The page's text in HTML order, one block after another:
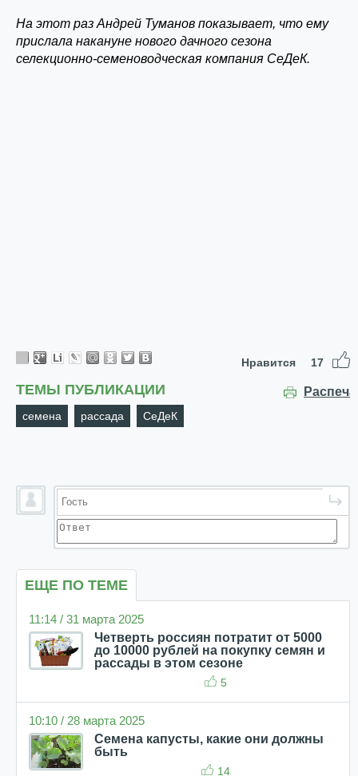
На этот раз Андрей Туманов показывает, что ему
прислала накануне нового дачного сезона
селекционно-семеноводческая компания СеДеК.
Нравится 17
ТЕМЫ ПУБЛИКАЦИИ
семена рассада СеДеК
ЕЩЕ ПО ТЕМЕ
11:14 / 31 марта 2025
Четверть россиян потратит от 5000
до 10000 рублей на покупку семян и
рассады в этом сезоне
5
10:10 / 28 марта 2025
Семена капусты, какие они должны
быть
14